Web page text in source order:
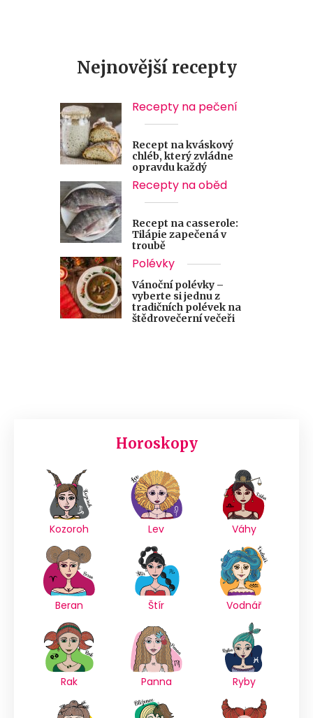
Nejnovější recepty
Recepty na pečení
Recept na kváskový
chléb, který zvládne
opravdu každý
Recepty na oběd
Recept na casserole:
Tilápie zapečená v
troubě
Polévky
Vánoční polévky –
vyberte si jednu z
tradičních polévek na
štědrovečerní večeři
Horoskopy
Kozoroh Lev Váhy
Beran Štír Vodnář
Rak Panna Ryby